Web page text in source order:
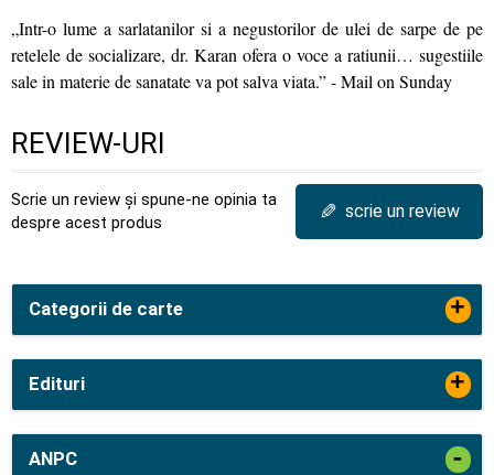
Categorii de carte +
Edituri +
ANPC -
„Intr-o lume a sarlatanilor si a negustorilor de ulei de sarpe de pe
retelele de socializare, dr. Karan ofera o voce a ratiunii… sugestiile
sale in materie de sanatate va pot salva viata.” - Mail on Sunday
REVIEW-URI
Scrie un review și spune-ne opinia ta
despre acest produs
✎ scrie un review